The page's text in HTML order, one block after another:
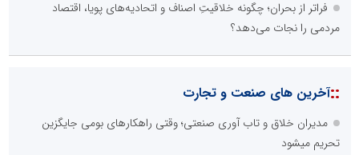
فراتر از بحران؛ چگونه خلاقیتِ اصناف و اتحادیه‌های پویا، اقتصاد
مردمی را نجات می‌دهد؟
::آخرین های صنعت و تجارت
مدیران خلاق و تاب آوری صنعتی؛ وقتی راهکارهای بومی جایگزین
تحریم میشود